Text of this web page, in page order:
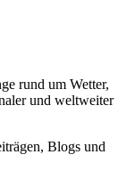
rund um Wetter,
und weltweiter
Blogs und